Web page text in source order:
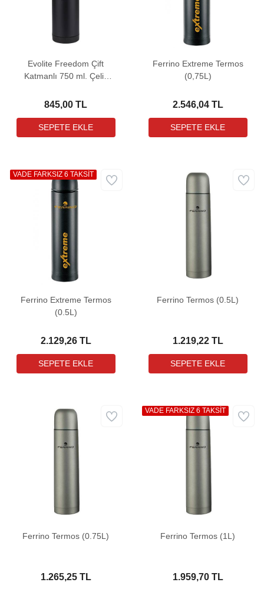
Evolite Freedom Çift
Katmanlı 750 ml. Çelik
845,00 TL
Ferrino Extreme Termos
(0,75L)
2.546,04 TL
Ferrino Extreme Termos
(0.5L)
2.129,26 TL
VADE FARKSIZ 6 TAKSİT
Ferrino Termos (0.5L)
1.219,22 TL
Ferrino Termos (0.75L)
1.265,25 TL
Ferrino Termos (1L)
1.959,70 TL
VADE FARKSIZ 6 TAKSİT